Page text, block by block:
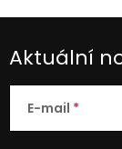
Aktuální
E-mail